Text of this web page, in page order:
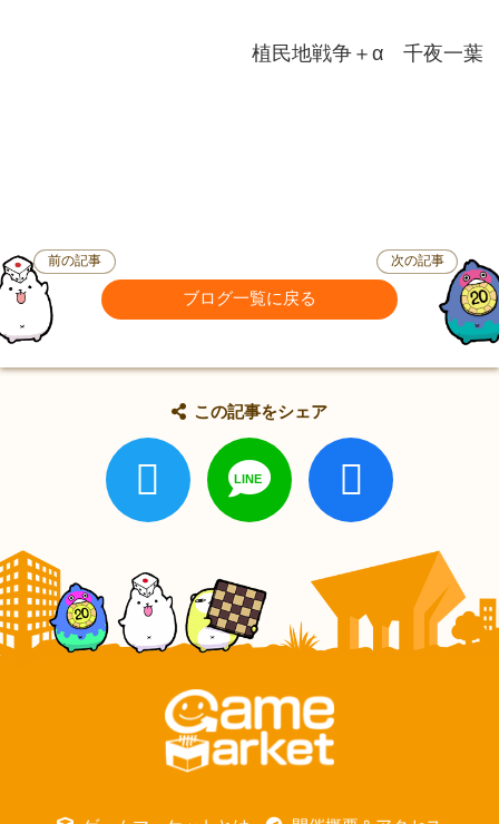
植民地戦争＋α 千夜一葉
前の記事
ブログ一覧に戻る
次の記事
この記事をシェア